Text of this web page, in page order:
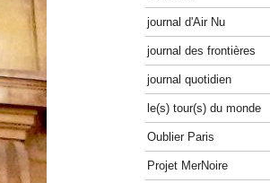
journal d'Air Nu
journal des frontières
journal quotidien
le(s) tour(s) du monde
Oublier Paris
Projet MerNoire